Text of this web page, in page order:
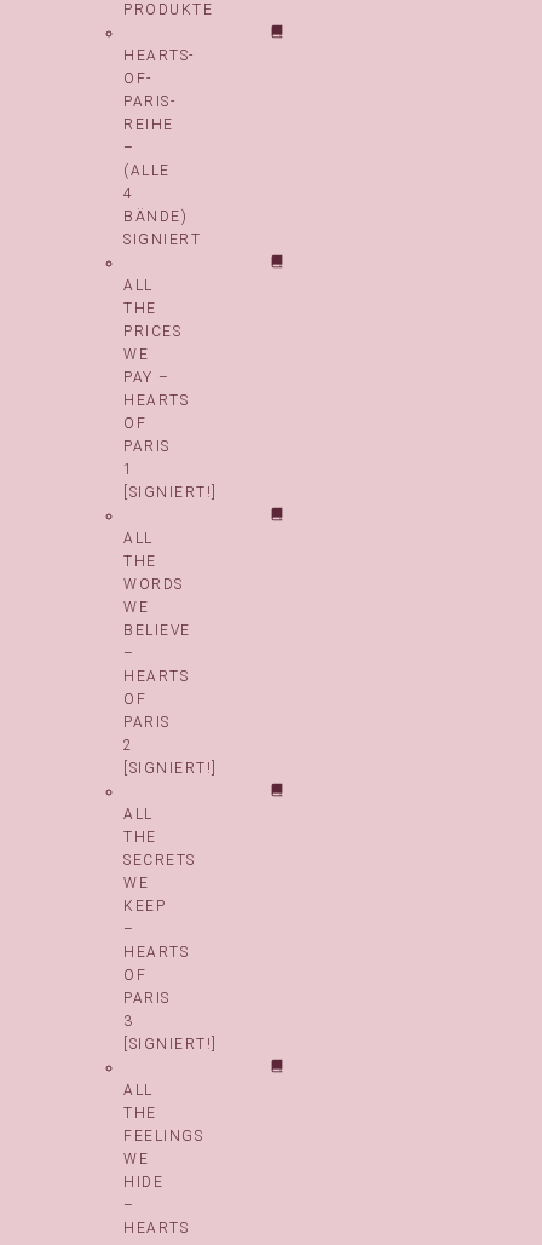
PRODUKTE
HEARTS-
OF-
PARIS-
REIHE
–
(ALLE
4
BÄNDE)
SIGNIERT
ALL
THE
PRICES
WE
PAY –
HEARTS
OF
PARIS
1
[SIGNIERT!]
ALL
THE
WORDS
WE
BELIEVE
–
HEARTS
OF
PARIS
2
[SIGNIERT!]
ALL
THE
SECRETS
WE
KEEP
–
HEARTS
OF
PARIS
3
[SIGNIERT!]
ALL
THE
FEELINGS
WE
HIDE
–
HEARTS